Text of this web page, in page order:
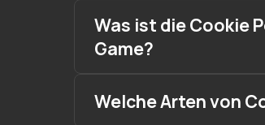
Was ist die Cookie
Game?
Welche Arten von